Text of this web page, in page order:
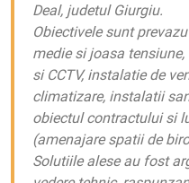
Deal, judetul Giurgiu.
Obiectivele sunt
medie si joasa
si CCTV, instalatie de
climatizare, instalatii
obiectul contractului si
(amenajare spatii de
Solutiile alese au fost